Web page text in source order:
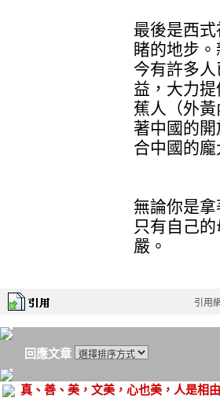
最後是西
睹的地步
今有許多
益，大力
蕉人（外
著中國的
合中國的龐
無論你是
只有自己
嚴。
引用
回應文章
真、善、美，文美，心也美，人是相